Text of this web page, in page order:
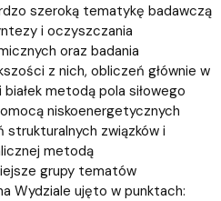
szeroką tematykę badawczą
i oczyszczania
oraz badania
z nich, obliczeń głównie w
metodą pola siłowego
niskoenergetycznych
związków i
metodą
grupy tematów
Wydziale ujęto w punktach: